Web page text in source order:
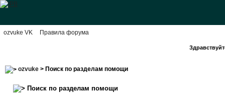
ozvuke VK Правила форума
ozvuke> Поиск по разделам помощи
Поиск по разделам помощи